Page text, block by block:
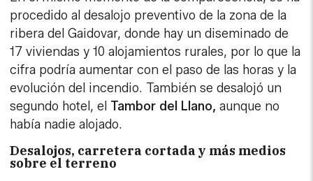
procedido al desalojo preventivo de la zona de la
ribera del Gaidovar, donde hay un diseminado de
17 viviendas y 10 alojamientos rurales, por lo que la
cifra podría aumentar con el paso de las horas y la
evolución del incendio. También se desalojó un
segundo hotel, el Tambor del Llano, aunque no
había nadie alojado.
Desalojos, carretera cortada y más medios
sobre el terreno